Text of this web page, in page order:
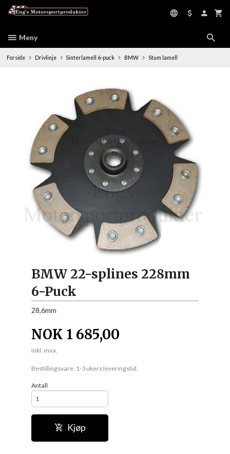
Meny
Forside Drivlinje Sinterlamell 6-puck BMW Stum lamell
BMW 22-splines 228mm
6-Puck
28,6mm
NOK 1 685,00
inkl. mva.
Bestillingsvare, 1-3 ukers leveringstid.
Antall
Kjøp